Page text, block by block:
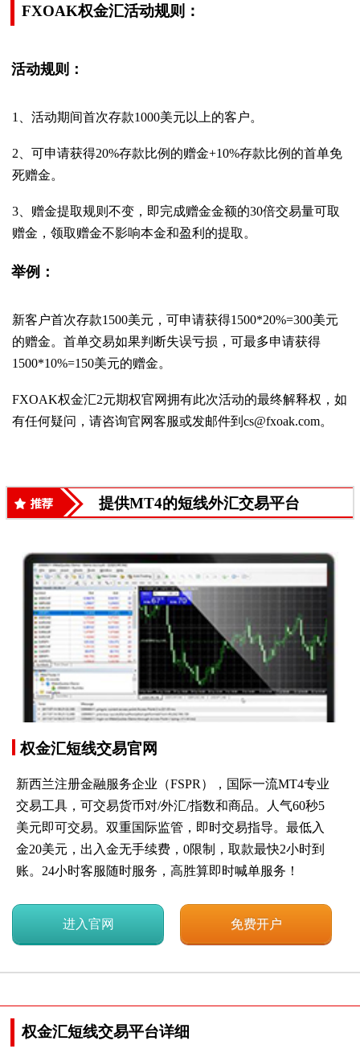
FXOAK权金汇活动规则：
活动规则：
1、活动期间首次存款1000美元以上的客户。
2、可申请获得20%存款比例的赠金+10%存款比例的首单免
死赠金。
3、赠金提取规则不变，即完成赠金金额的30倍交易量可取
赠金，领取赠金不影响本金和盈利的提取。
举例：
新客户首次存款1500美元，可申请获得1500*20%=300美元
的赠金。首单交易如果判断失误亏损，可最多申请获得
1500*10%=150美元的赠金。
FXOAK权金汇2元期权官网拥有此次活动的最终解释权，如
有任何疑问，请咨询官网客服或发邮件到cs@fxoak.com。
提供MT4的短线外汇交易平台
权金汇短线交易官网
新西兰注册金融服务企业（FSPR），国际一流MT4专业
交易工具，可交易货币对/外汇/指数和商品。人气60秒5
美元即可交易。双重国际监管，即时交易指导。最低入
金20美元，出入金无手续费，0限制，取款最快2小时到
账。24小时客服随时服务，高胜算即时喊单服务！
进入官网 免费开户
权金汇短线交易平台详细